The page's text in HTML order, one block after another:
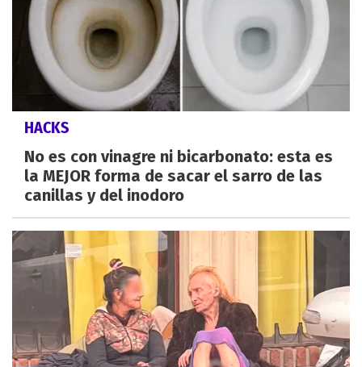
HACKS
No es con vinagre ni bicarbonato: esta es
la MEJOR forma de sacar el sarro de las
canillas y del inodoro